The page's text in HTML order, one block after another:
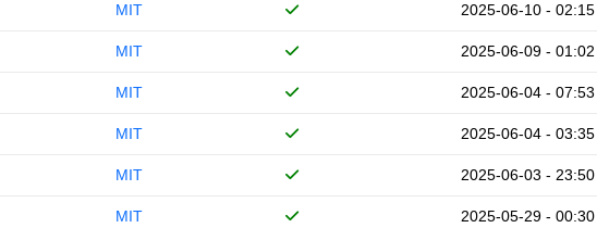
MIT 2025-06-10 - 02:15
MIT 2025-06-09 - 01:02
MIT 2025-06-04 - 07:53
MIT 2025-06-04 - 03:35
MIT 2025-06-03 - 23:50
MIT 2025-05-29 - 00:30